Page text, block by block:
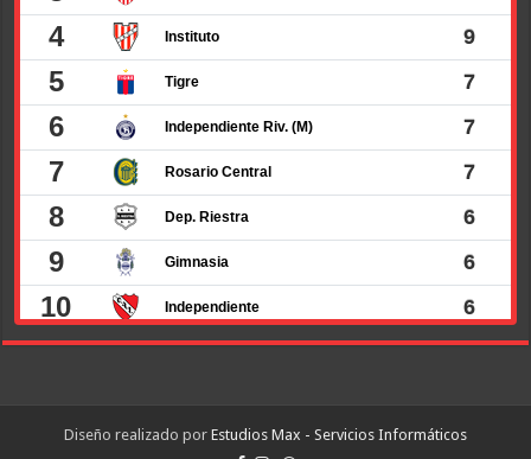
Diseño realizado por Estudios Max - Servicios Informáticos